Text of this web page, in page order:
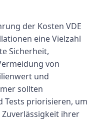
der Kosten VDE
eine Vielzahl
Sicherheit,
von
und
sollten
Tests priorisieren, um
ihrer